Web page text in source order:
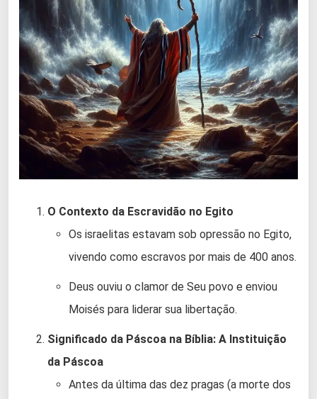
O Contexto da Escravidão no Egito
Os israelitas estavam sob opressão no Egito,
vivendo como escravos por mais de 400 anos.
Deus ouviu o clamor de Seu povo e enviou
Moisés para liderar sua libertação.
Significado da Páscoa na Bíblia: A Instituição
da Páscoa
Antes da última das dez pragas (a morte dos